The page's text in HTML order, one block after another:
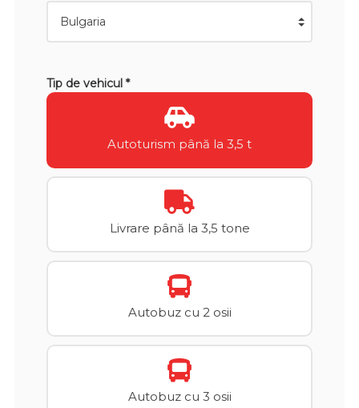
Tip de vehicul *
Autoturism până la 3,5 t
Livrare până la 3,5 tone
Autobuz cu 2 osii
Autobuz cu 3 osii